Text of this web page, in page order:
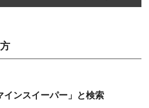
ンスイーパー」と検索